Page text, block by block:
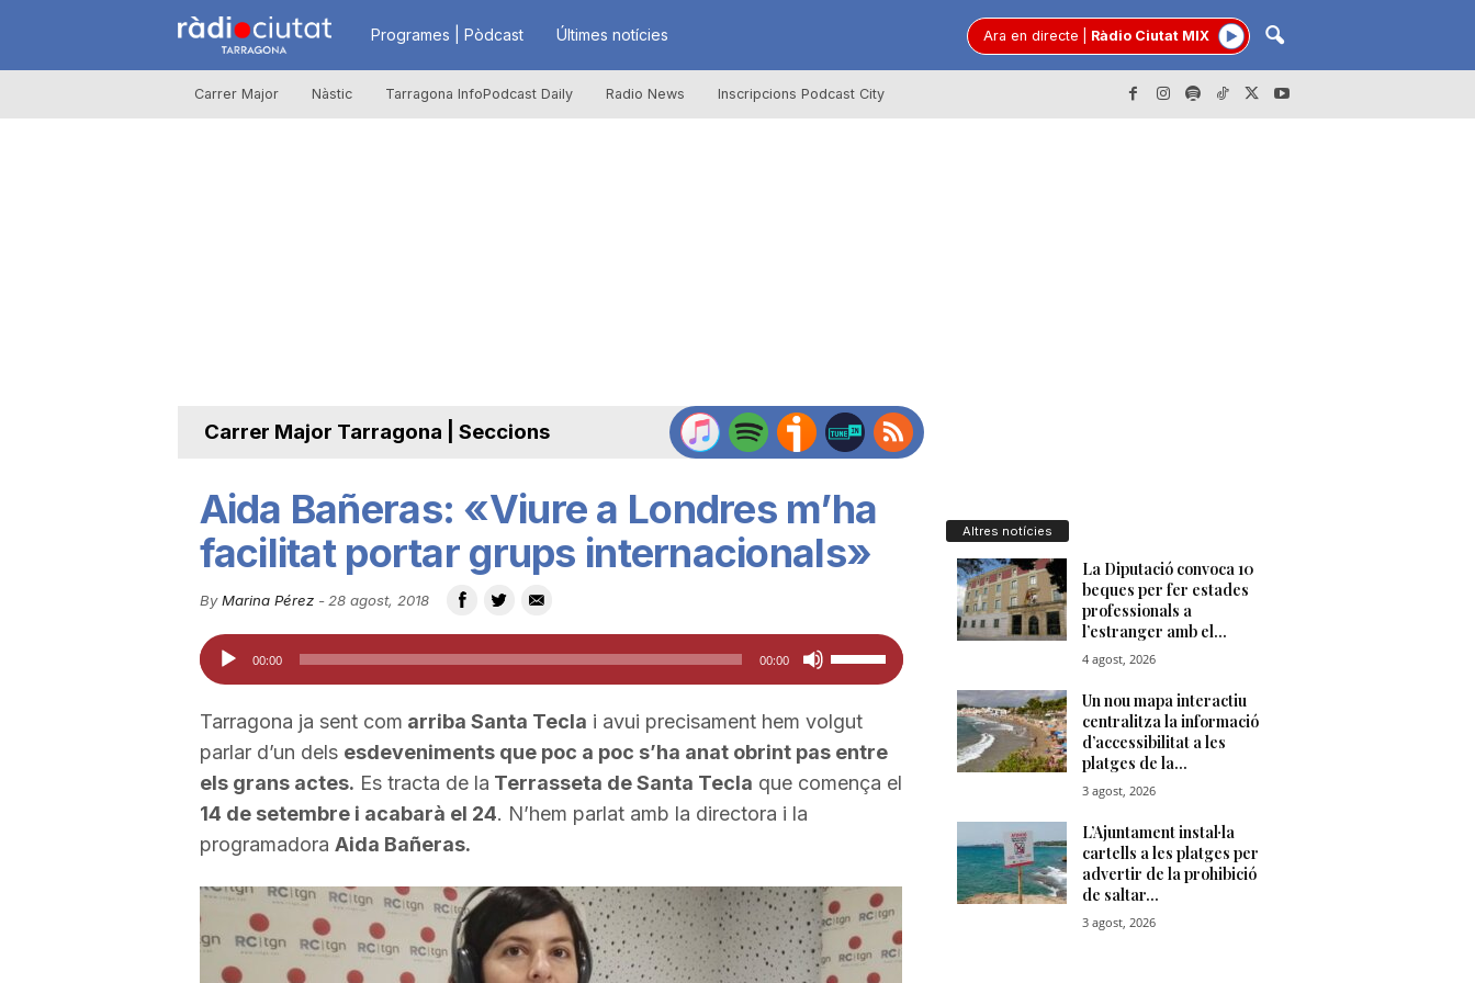
R
à
u
t
a
d
T
Programes | Pòdcast Últimes notícies Ara en directe Ràdio Ciutat MIX
Carrer Major Nàstic Tarragona InfoPodcast Daily Radio News Inscripcions Podcast City
Carrer Major Tarragona | Seccions
Aida Bañeras: «Viure a Londres m’ha
facilitat portar grups internacionals»
By Marina Pérez- 28 agost, 2018
Reproductor
d'àudio
00:00 00:00
Feu
servir
les
tecles
de
avall
per
a
Tarragona ja sent com arriba Santa Tecla i avui precisament hem volgut
parlar d’un dels esdeveniments que poc a poc s’ha anat obrint pas entre
els grans actes. Es tracta de la Terrasseta de Santa Tecla que comença el
14 de setembre i acabarà el 24. N’hem parlat amb la directora i la
programadora Aida Bañeras.
Altres notícies